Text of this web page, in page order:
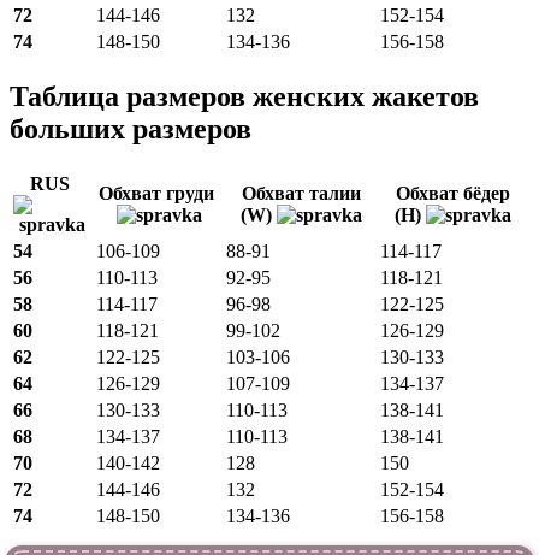
72
144-146 132
152-154
74
148-150 134-136 156-158
Таблица размеров женских жакетов
больших размеров
RUS Обхват груди
Обхват талии
(W)
Обхват бёдер
(H)
54
106-109 88-91
114-117
56
110-113 92-95
118-121
58
114-117 96-98
122-125
60
118-121 99-102
126-129
62
122-125 103-106
130-133
64
126-129 107-109
134-137
66
130-133 110-113
138-141
68
134-137 110-113
138-141
70
140-142 128
150
72
144-146 132
152-154
74
148-150 134-136 156-158